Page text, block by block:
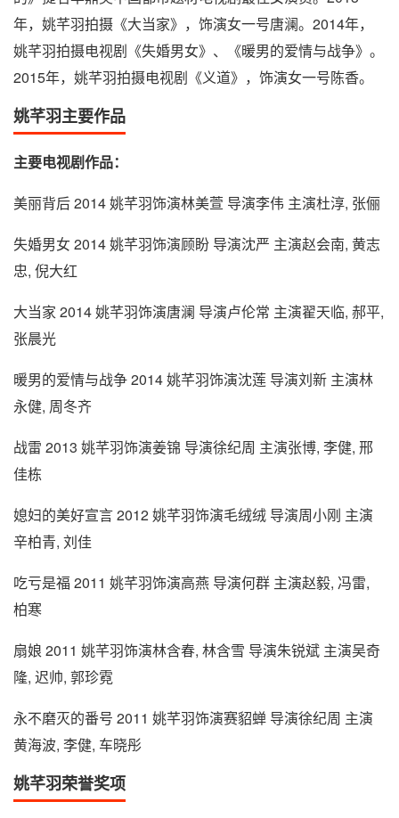
年，姚芊羽拍摄《大当家》，饰演女一号唐澜。2014年，
姚芊羽拍摄电视剧《失婚男女》、《暖男的爱情与战争》。
2015年，姚芊羽拍摄电视剧《义道》，饰演女一号陈香。
姚芊羽主要作品
主要电视剧作品：
美丽背后 2014 姚芊羽饰演林美萱 导演李伟 主演杜淳, 张俪
失婚男女 2014 姚芊羽饰演顾盼 导演沈严 主演赵会南, 黄志
忠, 倪大红
大当家 2014 姚芊羽饰演唐澜 导演卢伦常 主演翟天临, 郝平,
张晨光
暖男的爱情与战争 2014 姚芊羽饰演沈莲 导演刘新 主演林
永健, 周冬齐
战雷 2013 姚芊羽饰演姜锦 导演徐纪周 主演张博, 李健, 邢
佳栋
媳妇的美好宣言 2012 姚芊羽饰演毛绒绒 导演周小刚 主演
辛柏青, 刘佳
吃亏是福 2011 姚芊羽饰演高燕 导演何群 主演赵毅, 冯雷,
柏寒
扇娘 2011 姚芊羽饰演林含春, 林含雪 导演朱锐斌 主演吴奇
隆, 迟帅, 郭珍霓
永不磨灭的番号 2011 姚芊羽饰演赛貂蝉 导演徐纪周 主演
黄海波, 李健, 车晓彤
姚芊羽荣誉奖项